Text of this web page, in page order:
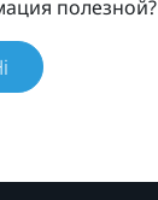
полезной?